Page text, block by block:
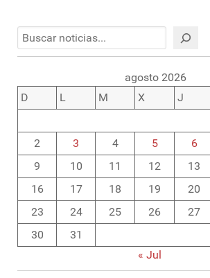
Buscar
agosto 2026
D
L M X J
2
3 4 5 6
9
10 11 12 13
16
17 18 19 20
23
24 25 26 27
30
31
« Jul